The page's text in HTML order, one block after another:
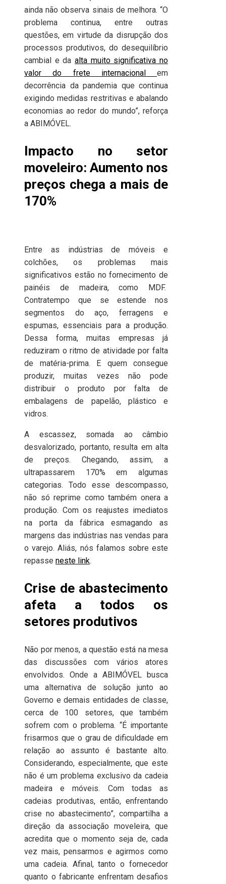
ainda não observa sinais de melhora. “O
problema continua, entre outras
questões, em virtude da disrupção dos
processos produtivos, do desequilíbrio
cambial e daalta muito significativa no
valor do frete internacionalem
decorrência da pandemia que continua
exigindo medidas restritivas e abalando
economias ao redor do mundo”, reforça
a ABIMÓVEL.
Impacto no setor
moveleiro: Aumento nos
preços chega a mais de
170%
Entre as indústrias de móveis e
colchões, os problemas mais
significativos estão no fornecimento de
painéis de madeira, como MDF.
Contratempo que se estende nos
segmentos do aço, ferragens e
espumas, essenciais para a produção.
Dessa forma, muitas empresas já
reduziram o ritmo de atividade por falta
de matéria-prima. E quem consegue
produzir, muitas vezes não pode
distribuir o produto por falta de
embalagens de papelão, plástico e
vidros.
A escassez, somada ao câmbio
desvalorizado, portanto, resulta em alta
de preços. Chegando, assim, a
ultrapassarem 170% em algumas
categorias. Todo esse descompasso,
não só reprime como também onera a
produção. Com os reajustes imediatos
na porta da fábrica esmagando as
margens das indústrias nas vendas para
o varejo. Aliás, nós falamos sobre este
repasse neste link.
Crise de abastecimento
afeta a todos os
setores produtivos
Não por menos, a questão está na mesa
das discussões com vários atores
envolvidos. Onde a ABIMÓVEL busca
uma alternativa de solução junto ao
Governo e demais entidades de classe,
cerca de 100 setores, que também
sofrem com o problema. “É importante
frisarmos que o grau de dificuldade em
relação ao assunto é bastante alto.
Considerando, especialmente, que este
não é um problema exclusivo da cadeia
madeira e móveis. Com todas as
cadeias produtivas, então, enfrentando
crise no abastecimento”, compartilha a
direção da associação moveleira, que
acredita que o momento seja de, cada
vez mais, pensarmos e agirmos como
uma cadeia. Afinal, tanto o fornecedor
quanto o fabricante enfrentam desafios